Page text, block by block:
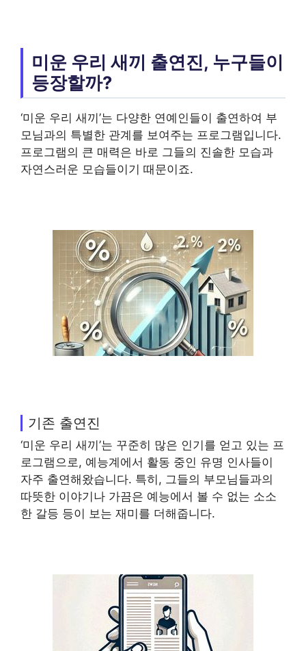
미운 우리 새끼 출연진, 누구들이
등장할까?
‘미운 우리 새끼’는 다양한 연예인들이 출연하여 부
모님과의 특별한 관계를 보여주는 프로그램입니다.
프로그램의 큰 매력은 바로 그들의 진솔한 모습과
자연스러운 모습들이기 때문이죠.
기존 출연진
‘미운 우리 새끼’는 꾸준히 많은 인기를 얻고 있는 프
로그램으로, 예능계에서 활동 중인 유명 인사들이
자주 출연해왔습니다. 특히, 그들의 부모님들과의
따뜻한 이야기나 가끔은 예능에서 볼 수 없는 소소
한 갈등 등이 보는 재미를 더해줍니다.